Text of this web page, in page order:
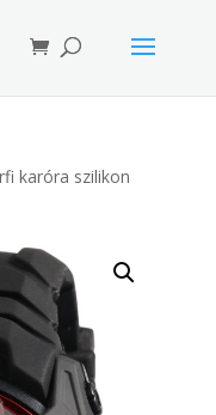
karóra szilikon